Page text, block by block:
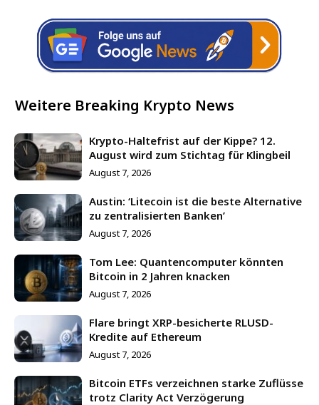
Weitere Breaking Krypto News
Krypto-Haltefrist auf der Kippe? 12.
August wird zum Stichtag für Klingbeil
August 7, 2026
Austin: ‘Litecoin ist die beste Alternative
zu zentralisierten Banken’
August 7, 2026
Tom Lee: Quantencomputer könnten
Bitcoin in 2 Jahren knacken
August 7, 2026
Flare bringt XRP-besicherte RLUSD-
Kredite auf Ethereum
August 7, 2026
Bitcoin ETFs verzeichnen starke Zuflüsse
trotz Clarity Act Verzögerung